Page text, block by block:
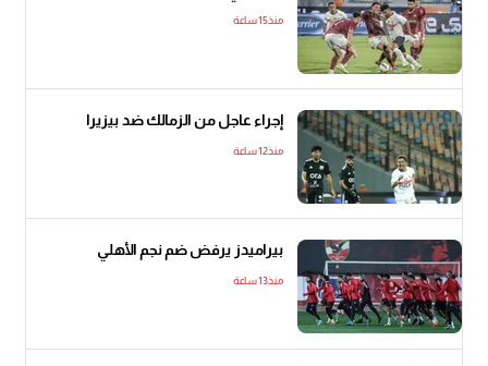
منذ15 ساعة
إجراء عاجل من الزمالك ضد بيزيرا
منذ12 ساعة
بيراميدز يرفض ضم نجم الأهلي
منذ13 ساعة